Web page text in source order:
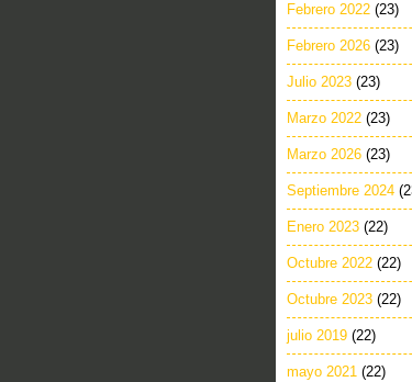
Febrero 2022 (23)
Febrero 2026 (23)
Julio 2023 (23)
Marzo 2022 (23)
Marzo 2026 (23)
Septiembre 2024
Enero 2023 (22)
Octubre 2022 (22)
Octubre 2023 (22)
julio 2019 (22)
mayo 2021 (22)